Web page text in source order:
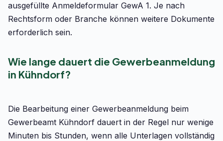
ausgefüllte Anmeldeformular GewA 1. Je nach
Rechtsform oder Branche können weitere Dokumente
erforderlich sein.
Wie lange dauert die Gewerbeanmeldung
in Kühndorf?
Die Bearbeitung einer Gewerbeanmeldung beim
Gewerbeamt Kühndorf dauert in der Regel nur wenige
Minuten bis Stunden, wenn alle Unterlagen vollständig